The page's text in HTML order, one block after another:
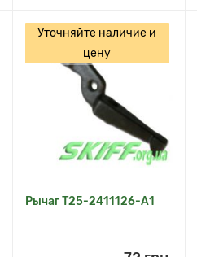
Уточняйте наличие и
цену
Рычаг Т25-2411126-А1